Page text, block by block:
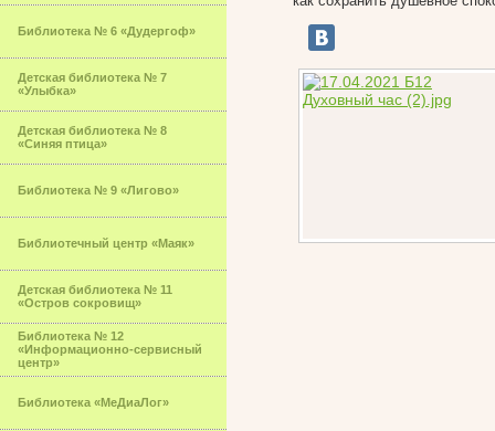
Библиотека № 6 «Дудергоф»
Детская библиотека № 7
«Улыбка»
Детская библиотека № 8
«Синяя птица»
Библиотека № 9 «Лигово»
Библиотечный центр «Маяк»
Детская библиотека № 11
«Остров сокровищ»
Библиотека № 12
«Информационно-сервисный
центр»
Библиотека «МеДиаЛог»